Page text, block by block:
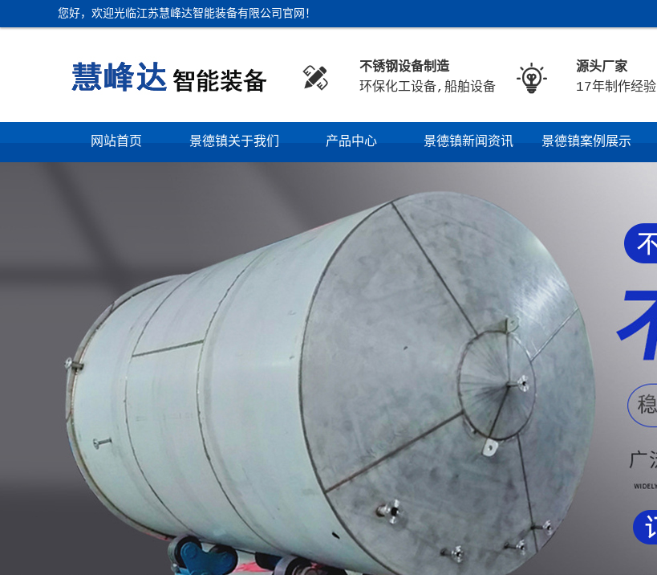
您好，欢迎光临江苏慧峰达智能装备有限公司官网！

不锈钢设备制造
环保化工设备,船舶设备

源头厂家
17年制作经验
网站首页 景德镇关于我们 产品中心 景德镇新闻资讯 景德镇案例展示